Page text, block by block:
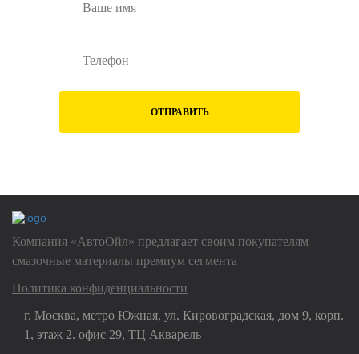
ОТПРАВИТЬ
Компания «АвтоОйл» предлагает своим покупателям
смазочные материалы премиум сегмента
Политика конфиденциальности
г. Москва, метро Южная, ул. Кировоградская, дом 9, корп.
1, этаж 2. офис 29, ТЦ Акварель